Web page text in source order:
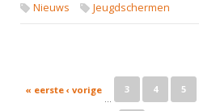
Nieuws Jeugdschermen
Pages
« eerste ‹ vorige
…
3 4 5